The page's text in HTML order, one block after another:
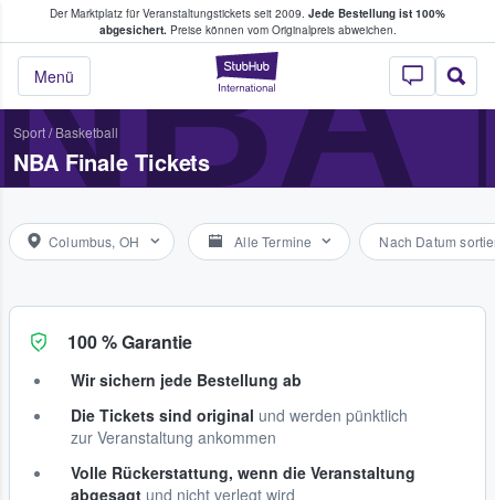
Der Marktplatz für Veranstaltungstickets seit 2009. Jede Bestellung ist 100%
abgesichert.Preise können vom Originalpreis abweichen.
StubHub - Wo
Menü
Tickets kaufen & verkaufen
Sport/Basketball
NBA Finale Tickets
Columbus, OH Alle Termine Nach Datum
100 % Garantie
Wir sichern jede Bestellung ab
Die Tickets sind original und werden pünktlich
zur Veranstaltung ankommen
Volle Rückerstattung, wenn die Veranstaltung
abgesagt und nicht verlegt wird